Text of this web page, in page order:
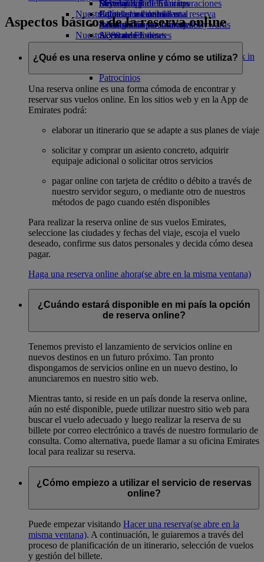
Bebidas
Nuestra flota
Boeing 777
A380 de Emirates
Emirates A350
Emirates Executive
Diversión para los niños
Juguetes infantiles
Actividades para niños
Sostenibilidad en las operaciones
Política medioambiental
Informes medioambientales
Nuestras comunidades
Fundación Emirates AirlineFundación
Emirates Airline Opens an external link in
Patrocinios
Skywards Rail
Calculadora de millas
Inicie sesión en Emirates Skywards
Skywards+
Móvil y app de Emirates
Cancelar o cambiar una reserva
Alteraciones en los viajes
Acerca de Emirates
Aspectos básicos de la reserva online
¿Qué es una reserva online y cómo se utiliza?
Una reserva online es una forma cómoda de encontrar y
reservar sus vuelos online. En los sitios web y en la App de
Emirates podrá:
elaborar un itinerario que se adapte a sus planes de viaje
solicitar y comprar un asiento concreto, adquirir
equipaje adicional o solicitar otros servicios
pagar online con tarjeta de crédito o débito a través de
nuestro servidor seguro, o mediante otro de nuestros
métodos de pago cuando estén disponibles
Para realizar la reserva online de sus vuelos Emirates,
seleccione las ciudades y fechas del viaje, escoja el vuelo
deseado, confirme sus datos personales y decida cómo desea
pagar.
Haga una reserva online ahora(se abre en la misma ventana)
¿Cuándo estará disponible en mi país la opción
de reserva online?
Tenemos previsto el lanzamiento de servicios online en
nuevos destinos en un futuro próximo. Tan pronto
dispongamos de servicios online en un nuevo destino, lo
anunciaremos en nuestro sitio web.
Mientras tanto, si reside en un país donde la reserva online,
aún no esté disponible, puede utilizar nuestro sitio web para
buscar el vuelo adecuado y luego realizar la reserva de su
billete por correo electrónico a través de nuestro formulario de
consulta. Como alternativa, puede llamar a su oficina Emirates
local para realizar su reserva.
¿Cómo empiezo a utilizar el servicio de reservas
online?
Puede empezar visitando Hacer una reserva(se abre en la
misma ventana). A continuación, le guiaremos a través del
proceso de planificación de un itinerario, selección de vuelos
y gestión del billete.